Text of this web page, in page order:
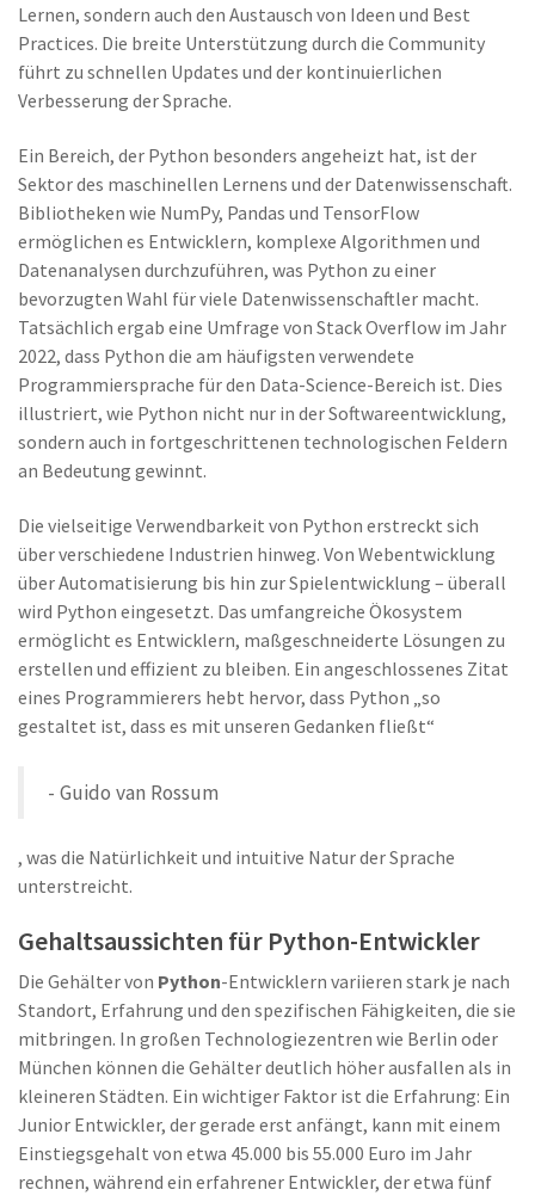
Lernen, sondern auch den Austausch von Ideen und Best
Practices. Die breite Unterstützung durch die Community
führt zu schnellen Updates und der kontinuierlichen
Verbesserung der Sprache.
Ein Bereich, der Python besonders angeheizt hat, ist der
Sektor des maschinellen Lernens und der Datenwissenschaft.
Bibliotheken wie NumPy, Pandas und TensorFlow
ermöglichen es Entwicklern, komplexe Algorithmen und
Datenanalysen durchzuführen, was Python zu einer
bevorzugten Wahl für viele Datenwissenschaftler macht.
Tatsächlich ergab eine Umfrage von Stack Overflow im Jahr
2022, dass Python die am häufigsten verwendete
Programmiersprache für den Data-Science-Bereich ist. Dies
illustriert, wie Python nicht nur in der Softwareentwicklung,
sondern auch in fortgeschrittenen technologischen Feldern
an Bedeutung gewinnt.
Die vielseitige Verwendbarkeit von Python erstreckt sich
über verschiedene Industrien hinweg. Von Webentwicklung
über Automatisierung bis hin zur Spielentwicklung – überall
wird Python eingesetzt. Das umfangreiche Ökosystem
ermöglicht es Entwicklern, maßgeschneiderte Lösungen zu
erstellen und effizient zu bleiben. Ein angeschlossenes Zitat
eines Programmierers hebt hervor, dass Python „so
gestaltet ist, dass es mit unseren Gedanken fließt“
- Guido van Rossum
, was die Natürlichkeit und intuitive Natur der Sprache
unterstreicht.
Gehaltsaussichten für Python-Entwickler
Die Gehälter von Python-Entwicklern variieren stark je nach
Standort, Erfahrung und den spezifischen Fähigkeiten, die sie
mitbringen. In großen Technologiezentren wie Berlin oder
München können die Gehälter deutlich höher ausfallen als in
kleineren Städten. Ein wichtiger Faktor ist die Erfahrung: Ein
Junior Entwickler, der gerade erst anfängt, kann mit einem
Einstiegsgehalt von etwa 45.000 bis 55.000 Euro im Jahr
rechnen, während ein erfahrener Entwickler, der etwa fünf